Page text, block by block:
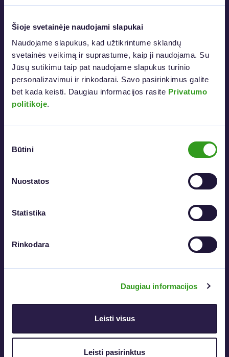
Šioje svetainėje naudojami slapukai
Naudojame slapukus, kad užtikrintume sklandų
svetainės veikimą ir suprastume, kaip ji naudojama. Su
Jūsų sutikimu taip pat naudojame slapukus turinio
personalizavimui ir rinkodarai. Savo pasirinkimus galite
bet kada keisti. Daugiau informacijos rasite Privatumo
politikoje.
pasirinkimas
Būtini
Nuostatos
Statistika
Rinkodara
Daugiau informacijos
Leisti visus
Leisti pasirinktus
Skirta asmenims ir komandoms
Pasirašymas kvalifikuotu el. parašu
Elektroninių dokumentų tikrinimas
ADOC formatų palaikymas
Metaduomenų valdymas
Automatinis pasirašymo kvietimas kitam asmeniui
Neribota dokumentų saugykla
Elektroninių dokumentų sudarymas
Dokumentų tvirtinimas el. spaudu
Sužinoti daugiau